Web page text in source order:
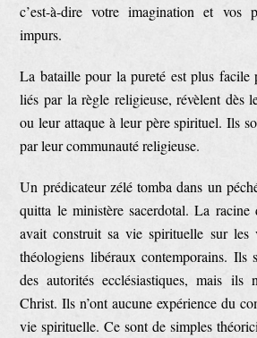
c’est-à-dire votre imagination et vos
impurs.
La bataille pour la pureté est plus
liés par la règle religieuse, révèlent dès
ou leur attaque à leur père spirituel. Ils
par leur communauté religieuse.
Un prédicateur zélé tomba dans un
quitta le ministère sacerdotal. La racine
avait construit sa vie spirituelle sur les
théologiens libéraux contemporains. Ils
des autorités ecclésiastiques, mais ils
Christ. Ils n’ont aucune expérience du
vie spirituelle. Ce sont de simples